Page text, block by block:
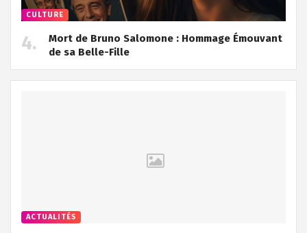
CULTURE
Mort de Bruno Salomone : Hommage Émouvant
de sa Belle-Fille
ACTUALITÉS